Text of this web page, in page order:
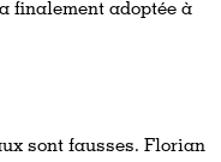
finalement adoptée à
sont fausses. Florian